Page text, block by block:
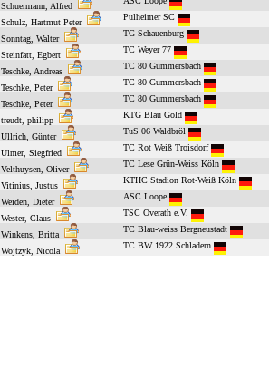
Schuermann, Alfred
Schulz, Hartmut Peter
Pulheimer SC
Sonntag, Walter
TG Schauenburg
Steinfatt, Egbert
TC Weyer 77
Teschke, Andreas
TC 80 Gummersbach
Teschke, Peter
TC 80 Gummersbach
Teschke, Peter
TC 80 Gummersbach
treudt, philipp
KTG Blau Gold
Ullrich, Günter
TuS 06 Waldbröl
Ulmer, Siegfried
TC Rot Weiß Troisdorf
Velthuysen, Oliver
TC Lese Grün-Weiss Köln
Vitinius, Justus
KTHC Stadion Rot-Weiß Köln
Weiden, Dieter
ASC Loope
Wester, Claus
TSC Overath e.V.
Winkens, Britta
TC Blau-weiss Bergneustadt
Wojtzyk, Nicola
TC BW 1922 Schladern